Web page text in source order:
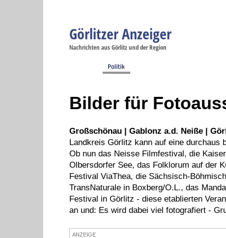
Görlitzer Anzeiger
Nachrichten aus Görlitz und der Region
Bilder für
Großschönau | Gablonz a.d. Neiße |
Landkreis Görlitz kann auf eine durchaus
Ob nun das Neisse Filmfestival, die
Olbersdorfer See, das Folklorum auf der
Festival ViaThea, die Sächsisch-
TransNaturale in Boxberg/O.L., das
Festival in Görlitz - diese etablierten
an und: Es wird dabei viel fotografiert -
ANZEIGE